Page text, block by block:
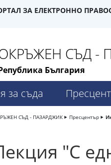
ЗА ЕЛЕКТРОННО
СЪД -
България
за съда
СЪД - ПАЗАРДЖИК Пресцентър
"С